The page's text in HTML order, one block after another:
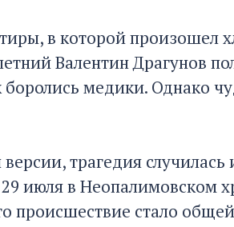
в которой произошел
Валентин Драгунов
боролись медики. Однако
трагедия
июля в Неопалимовском
происшествие стало